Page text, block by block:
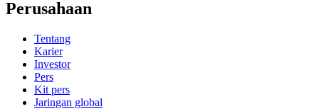
Perusahaan
Tentang
Karier
Investor
Pers
Kit pers
Jaringan global